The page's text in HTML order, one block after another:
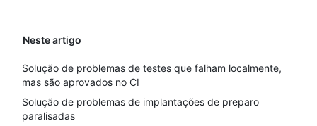
Neste artigo
Solução de problemas de testes que falham localmente,
mas são aprovados no CI
Solução de problemas de implantações de preparo
paralisadas